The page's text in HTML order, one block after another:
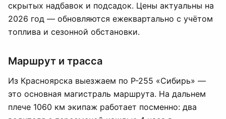
скрытых надбавок и подсадок. Цены актуальны на
2026 год — обновляются ежеквартально с учётом
топлива и сезонной обстановки.
Маршрут и трасса
Из Красноярска выезжаем по Р-255 «Сибирь» —
это основная магистраль маршрута. На дальнем
плече 1060 км экипаж работает посменно: два